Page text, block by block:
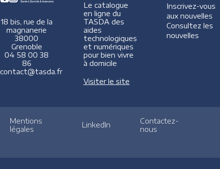
18 bis, rue de la
magnanerie
38000
Grenoble
04 58 00 38
86
contact@tasda.fr
Le catalogue
en ligne du
TASDA des
aides
technologiques
et numériques
pour bien vivre
à domicile
Visiter le site
Inscrivez-vous
aux nouvelles
Consultez les
nouvelles
Mentions
légales
LinkedIn
Contactez-
nous